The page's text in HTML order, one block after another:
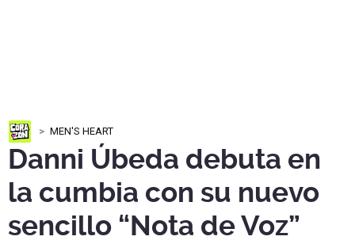
MEN'S HEART
Danni Úbeda debuta en
la cumbia con su nuevo
sencillo “Nota de Voz”